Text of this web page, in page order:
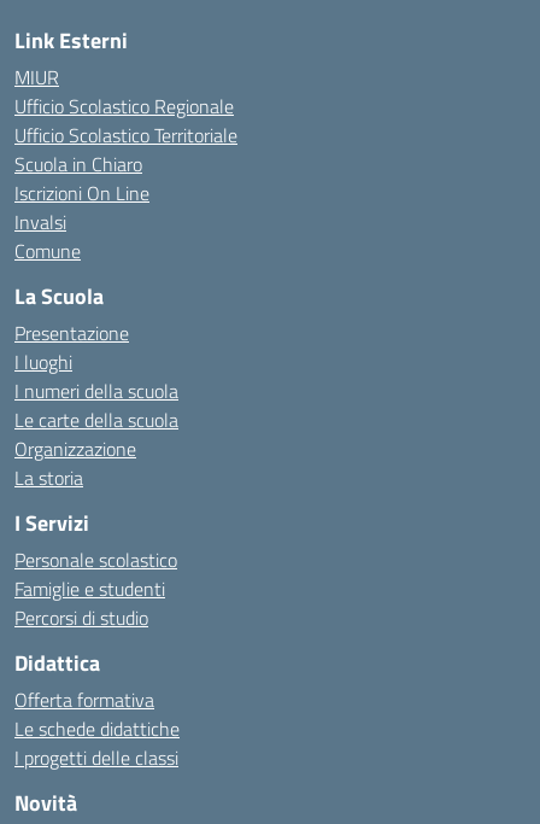
Link Esterni
MIUR
Ufficio Scolastico Regionale
Ufficio Scolastico Territoriale
Scuola in Chiaro
Iscrizioni On Line
Invalsi
Comune
La Scuola
Presentazione
I luoghi
I numeri della scuola
Le carte della scuola
Organizzazione
La storia
I Servizi
Personale scolastico
Famiglie e studenti
Percorsi di studio
Didattica
Offerta formativa
Le schede didattiche
I progetti delle classi
Novità